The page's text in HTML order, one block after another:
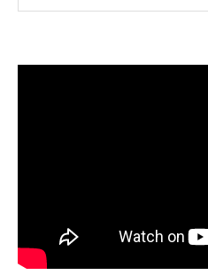
ご購入はこちら